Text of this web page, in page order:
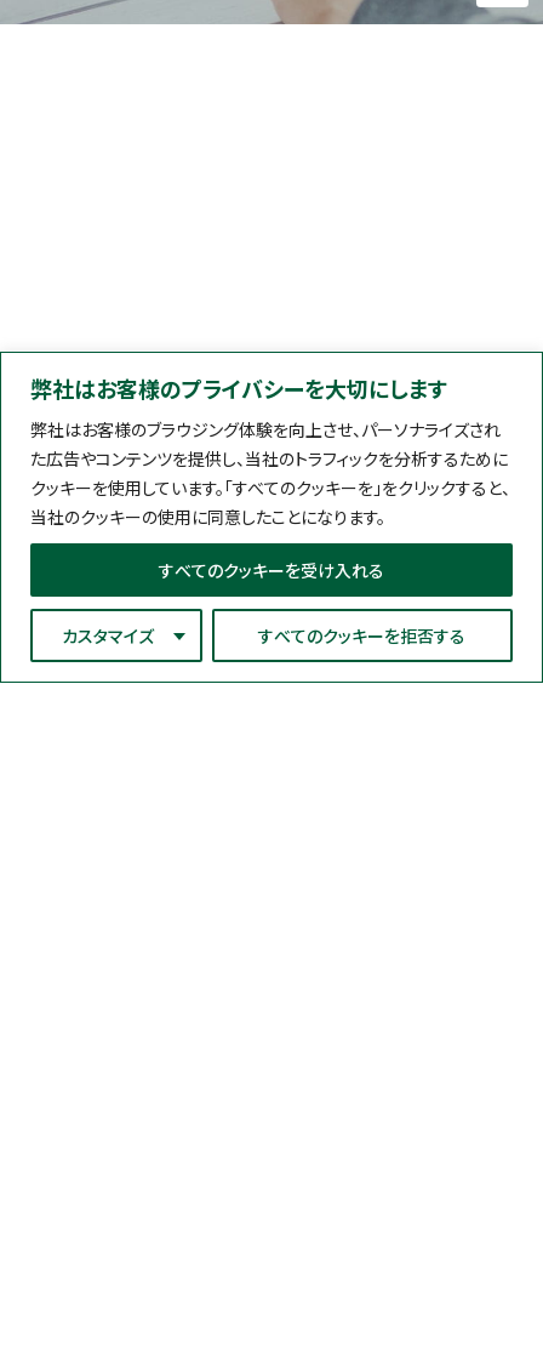
弊社はお客様のプライバシーを大切にします
弊社はお客様のブラウジング体験を向上させ、パーソナライズされ
た広告やコンテンツを提供し、当社のトラフィックを分析するために
クッキーを使用しています。「すべてのクッキーを」をクリックすると、
当社のクッキーの使用に同意したことになります。
カスタマイズ すべてのクッキーを拒否する
すべてのクッキーを受け入れる